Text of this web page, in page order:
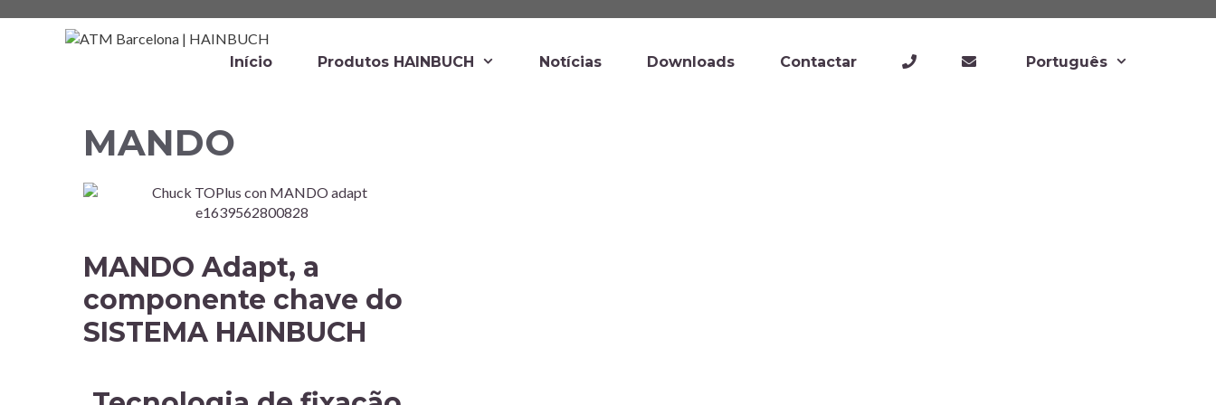
Início Produtos HAINBUCH Notícias Downloads Contactar Português
MANDO
MANDO Adapt, a
componente chave do
SISTEMA HAINBUCH